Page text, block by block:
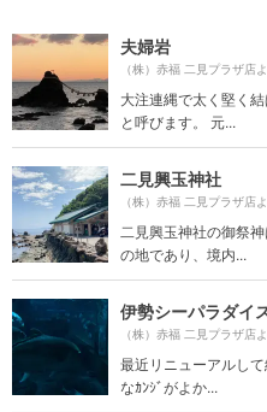
夫婦岩
（株）赤福 二見プラザ店
大注連縄で太く堅く
と呼びます。 元...
二見興玉神社
（株）赤福 二見プラザ店
二見興玉神社の御祭
の地であり、境内...
伊勢シーパラダイ
（株）赤福 二見プラザ店
最近リニューアルし
なｶﾝｼﾞがよか...